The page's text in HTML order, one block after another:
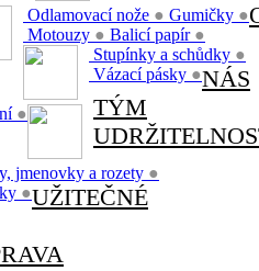
Odlamovací nože ● Gumičky ●
Motouzy ● Balicí papír ●
Stupínky a schůdky ●
Vázací pásky ●
●
jmenovky a rozety ●
●
NÁS
TÝM
UŽITEČNÉ